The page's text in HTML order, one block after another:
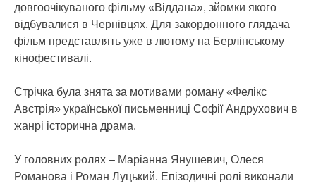
довгоочікуваного фільму «Віддана», зйомки якого
відбувалися в Чернівцях. Для закордонного глядача
фільм представлять уже в лютому на Берлінському
кінофестивалі.
Стрічка була знята за мотивами роману «Фелікс
Австрія» української письменниці Софії Андрухович в
жанрі історична драма.
У головних ролях – Маріанна Янушевич, Олеся
Романова і Роман Луцький. Епізодичні ролі виконали